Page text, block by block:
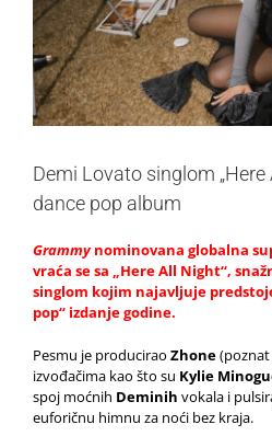
Demi Lovato singlom
dance pop album
Grammynominovana globalna
vraća se sa „Here All Night“,
singlom kojim najavljuje
pop“ izdanje godine.
Pesmu je producirao Zhone
izvođačima kao što su Kylie
spoj moćnih Deminih vokala i
euforičnu himnu za noći bez kraja.